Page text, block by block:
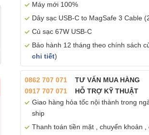
Máy mới 100%
Dây sạc USB-C to MagSafe 3 Cable
Củ sạc 67W USB-C
Bảo hành 12 tháng theo chính sách
chi tiết)
0862 707 071
TƯ VẤN MUA HÀNG
0917 707 071
HỖ TRỢ KỸ THUẬT
Giao hàng hỏa tốc nội thành trong
ship
Thanh toán tiền mặt , chuyển khoản ,